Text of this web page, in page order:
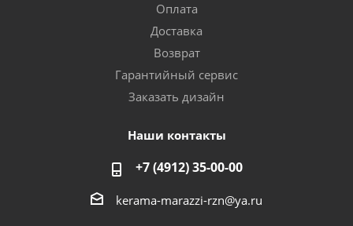
Оплата
Доставка
Возврат
Гарантийный сервис
Заказать дизайн
Наши контакты
+7 (4912) 35-00-00
kerama-marazzi-rzn@ya.ru